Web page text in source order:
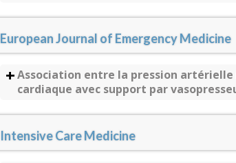
European Journal of Emergency Medicine
Association entre la pression
cardiaque avec support par
Intensive Care Medicine